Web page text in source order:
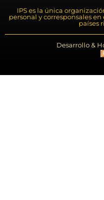
IPS es la única
personal y corresponsales
países
Desarrollo &